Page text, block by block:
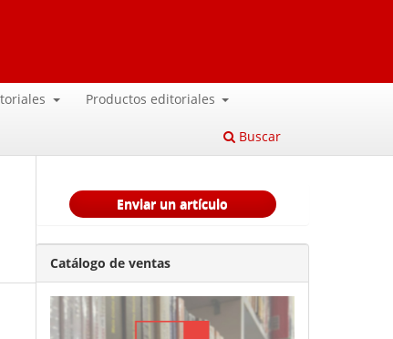
Productos editoriales
Buscar
Enviar un artículo
Catálogo de ventas